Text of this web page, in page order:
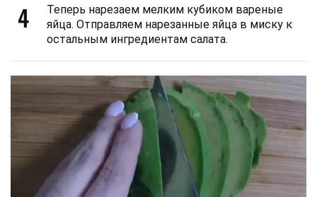
4
Теперь нарезаем мелким кубиком вареные
яйца. Отправляем нарезанные яйца в миску к
остальным ингредиентам салата.